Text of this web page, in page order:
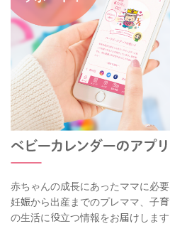
赤ちゃんの成長にあったママに必
妊娠から出産までのプレママ、子
の生活に役立つ情報をお届けします